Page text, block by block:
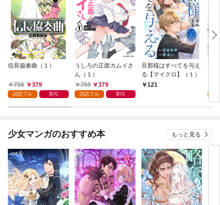
信長協奏曲（１）
759 379
試読フル 割引
うしろの正面カムイさ
ん（１）
759
379
試読フル 割引
旦那様はすべてを与え
る【マイクロ】（１）
121
は
少女マンガのおすすめ本 もっと見る